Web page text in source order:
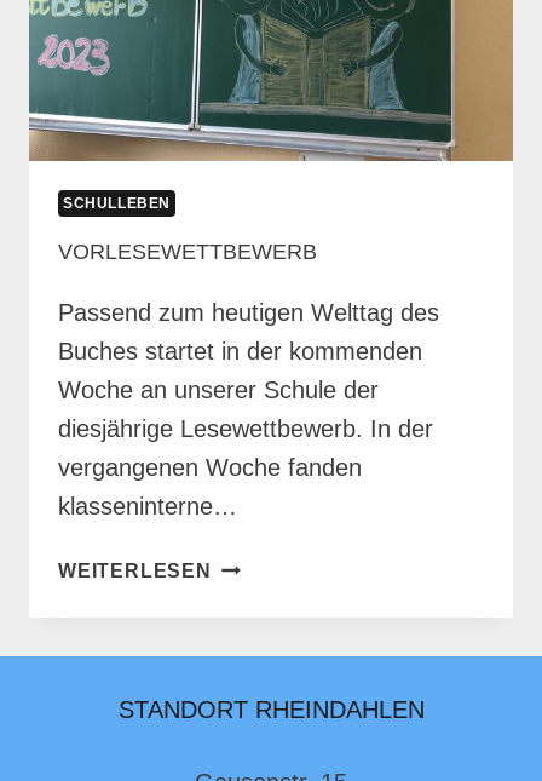
SCHULLEBEN
VORLESEWETTBEWERB
Passend zum heutigen Welttag des
Buches startet in der kommenden
Woche an unserer Schule der
diesjährige Lesewettbewerb. In der
vergangenen Woche fanden
klasseninterne…
WEITERLESEN VORLESEWETTBEWERB
STANDORT RHEINDAHLEN